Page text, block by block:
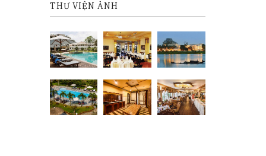
THƯ VIỆN ẢNH